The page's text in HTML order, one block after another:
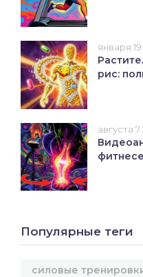
января
рис:
августа 7
Популярные теги
силовые